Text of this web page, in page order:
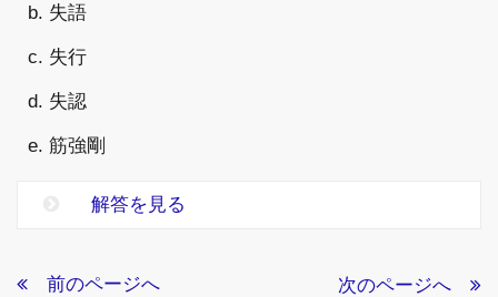
b. 失語
c. 失行
d. 失認
e. 筋強剛
解答を見る
前のページへ 次のページへ